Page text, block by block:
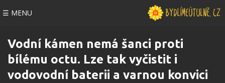
☰ MENU
Vodní kámen nemá šanci proti
bílému octu. Lze tak vyčistit i
vodovodní baterii a varnou konvici